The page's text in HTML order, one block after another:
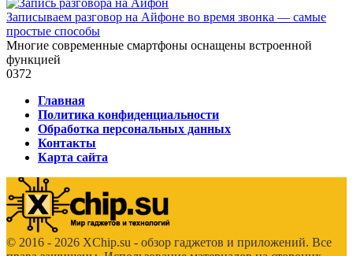
Записываем разговор на Айфоне во время звонка — самые
простые способы
Многие современные смартфоны оснащены встроенной
функцией
0372
Главная
Политика конфиденциальности
Обработка персональных данных
Контакты
Карта сайта
© 2016 - 2026 XChip.su - обзор гаджетов и приложений. Все